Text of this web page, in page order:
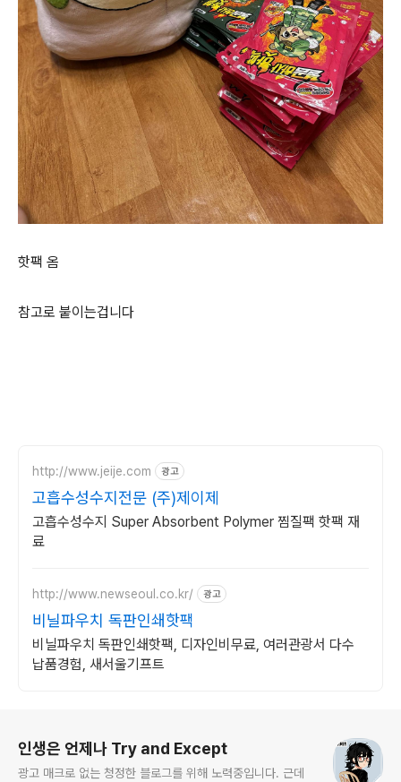
핫팩 옴
참고로 붙이는겁니다
http://www.jeije.com 광고
고흡수성수지전문 (주)제이제
고흡수성수지 Super Absorbent Polymer 찜질팩 핫팩 재
료
http://www.newseoul.co.kr/ 광고
비닐파우치 독판인쇄핫팩
비닐파우치 독판인쇄핫팩, 디자인비무료, 여러관광서 다수
납품경험, 새서울기프트
인생은 언제나 Try and Except
광고 매크로 없는 청정한 블로그를 위해 노력중입니다. 근데